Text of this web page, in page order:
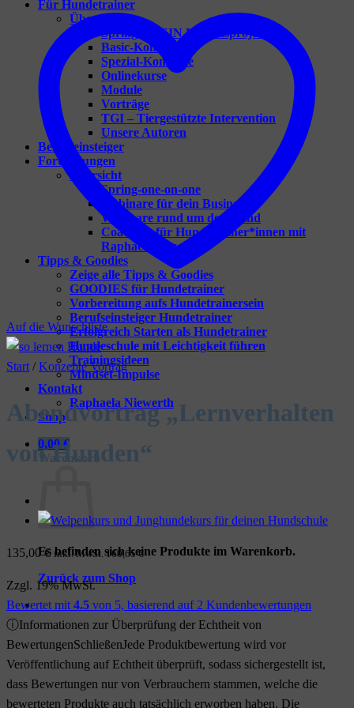
Für Hundetrainer
Übersicht
Spring – DEIN Herzensprojekt
Basic-Konzepte
Spezial-Konzepte
Onlinekurse
Module
Vorträge
TGI – Tiergestützte Intervention
Unsere Autoren
Berufseinsteiger
Fortbildungen
Übersicht
Spring-one-on-one
Webinare für dein Business
Webinare rund um den Hund
Coaching für Hundetrainer*innen mit
Raphaela Niewerth
Tipps & Goodies
Zeige alle Tipps & Goodies
GOODIES für Hundetrainer
Vorbereitung aufs Hundetrainersein
Berufseinsteiger Hundetrainer
Erfolgreich Starten als Hundetrainer
Hundeschule mit Leichtigkeit führen
Trainingsideen
Mindset-Impulse
Kontakt
Raphaela Niewerth
Shop
0,00 €
Warenkorb
Es befinden sich keine Produkte im Warenkorb.
Zurück zum Shop
Auf die Wunschliste
Start / Konzepte Vortrag
Abendvortrag „Lernverhalten
von Hunden“
135,00€ inkl. MwSt.160,65€
Zzgl. 19% MwSt.
Bewertet mit 4.5 von 5, basierend auf 2 Kundenbewertungen
ⓘInformationen zur Überprüfung der Echtheit von
BewertungenSchließenJede Produktbewertung wird vor
Veröffentlichung auf Echtheit überprüft, sodass sichergestellt ist,
dass Bewertungen nur von Verbrauchern stammen, welche die
bewerteten Produkte auch tatsächlich erworben haben. Die